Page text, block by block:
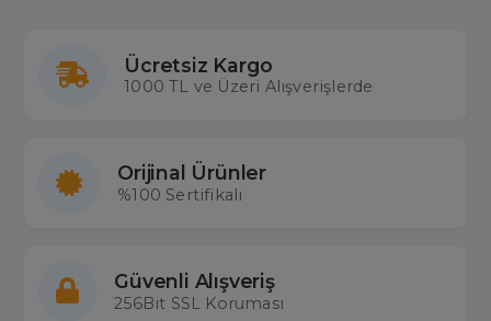
Ücretsiz Kargo
1000 TL ve Üzeri Alışverişlerde
Orijinal Ürünler
%100 Sertifikalı
Güvenli Alışveriş
256Bit SSL Koruması